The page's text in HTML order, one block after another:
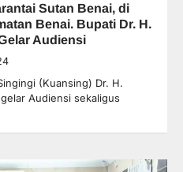
Sutan Benai, di
Benai. Bupati Dr. H.
Audiensi
(Kuansing) Dr. H.
Audiensi sekaligus